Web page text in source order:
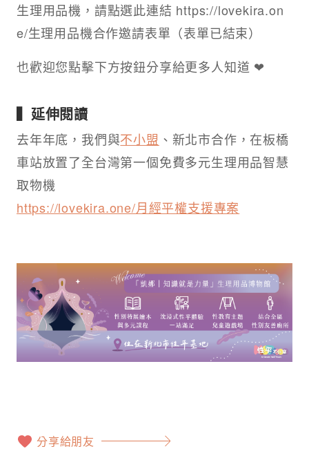
生理用品機，請點選此連結 https://lovekira.on
e/生理用品機合作邀請表單（表單已結束）
也歡迎您點擊下方按鈕分享給更多人知道 ❤︎
▍延伸閱讀
去年年底，我們與不小盟 、新北市合作，在板橋
車站放置了全台灣第一個免費多元生理用品智慧
取物機
https://lovekira.one/月經平權支援專案
分享給朋友